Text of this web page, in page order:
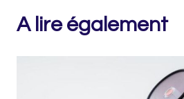
A lire également